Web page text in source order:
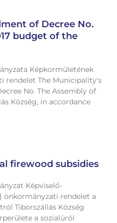
of Decree No.
budget of the
Képkormületének
rendelet The Municipality's
No. The Assembly of
Község, in accordance
firewood subsidies
Képviselő-
önkormányzati rendelet a
Tiborszállás Község
a sozialúról